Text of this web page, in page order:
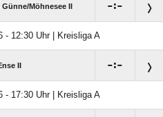
Günne/​Möhnesee II :
- 12:30 Uhr | Kreisliga A
II :
- 17:30 Uhr | Kreisliga A